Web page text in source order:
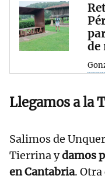
de
Llegamos a la
Salimos de
Tierrina ydamos
en Cantabria.